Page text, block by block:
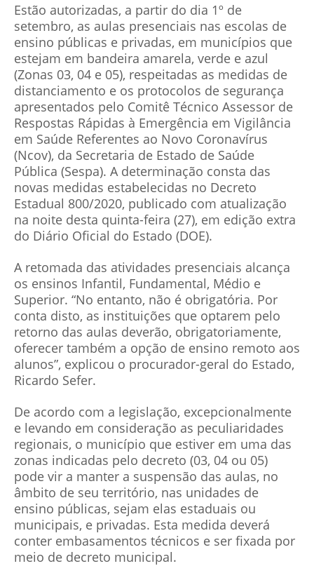
Estão autorizadas, a partir do dia 1º de
setembro, as aulas presenciais nas escolas de
ensino públicas e privadas, em municípios que
estejam em bandeira amarela, verde e azul
(Zonas 03, 04 e 05), respeitadas as medidas de
distanciamento e os protocolos de segurança
apresentados pelo Comitê Técnico Assessor de
Respostas Rápidas à Emergência em Vigilância
em Saúde Referentes ao Novo Coronavírus
(Ncov), da Secretaria de Estado de Saúde
Pública (Sespa). A determinação consta das
novas medidas estabelecidas no Decreto
Estadual 800/2020, publicado com atualização
na noite desta quinta-feira (27), em edição extra
do Diário Oficial do Estado (DOE).
A retomada das atividades presenciais alcança
os ensinos Infantil, Fundamental, Médio e
Superior. “No entanto, não é obrigatória. Por
conta disto, as instituições que optarem pelo
retorno das aulas deverão, obrigatoriamente,
oferecer também a opção de ensino remoto aos
alunos”, explicou o procurador-geral do Estado,
Ricardo Sefer.
De acordo com a legislação, excepcionalmente
e levando em consideração as peculiaridades
regionais, o município que estiver em uma das
zonas indicadas pelo decreto (03, 04 ou 05)
pode vir a manter a suspensão das aulas, no
âmbito de seu território, nas unidades de
ensino públicas, sejam elas estaduais ou
municipais, e privadas. Esta medida deverá
conter embasamentos técnicos e ser fixada por
meio de decreto municipal.